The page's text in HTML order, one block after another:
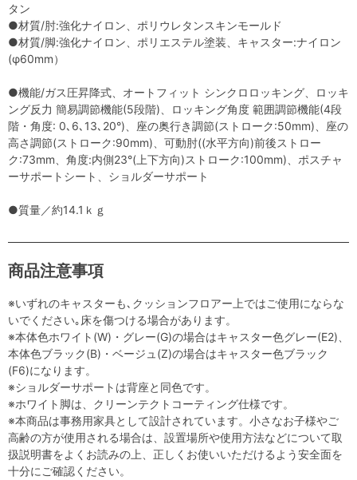
タン
●材質/肘:強化ナイロン、ポリウレタンスキンモールド
●材質/脚:強化ナイロン、ポリエステル塗装、キャスター:ナイロン
(φ60mm）
●機能/ガス圧昇降式、オートフィット シンクロロッキング、ロッキ
ング反力 簡易調節機能(5段階)、ロッキング角度 範囲調節機能(4段
階・角度: 0､6､13､20°)、座の奥行き調節(ストローク:50mm)、座の
高さ調節(ストローク:90mm)、可動肘((水平方向)前後ストロー
ク:73mm、角度:内側23°(上下方向)ストローク:100mm)、ポスチャ
ーサポートシート、ショルダーサポート
●質量／約14.1ｋｇ
商品注意事項
※いずれのキャスターも､クッションフロアー上ではご使用にならな
いでください｡床を傷つける場合があります。
※本体色ホワイト(W)・グレー(G)の場合はキャスター色グレー(E2)、
本体色ブラック(B)・ベージュ(Z)の場合はキャスター色ブラック
(F6)になります。
※ショルダーサポートは背座と同色です。
※ホワイト脚は、クリーンテクトコーティング仕様です。
※本商品は事務用家具として設計されています。小さなお子様やご
高齢の方が使用される場合は、設置場所や使用方法などについて取
扱説明書をよくお読みの上、正しくお使いいただけるよう安全面を
十分にご確認ください。